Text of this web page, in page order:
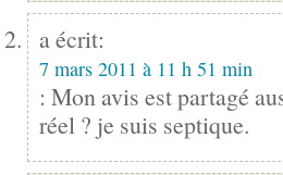
a écrit:
7 mars 2011 à 11 h 51 min
: Mon avis est partagé
réel ? je suis septique.